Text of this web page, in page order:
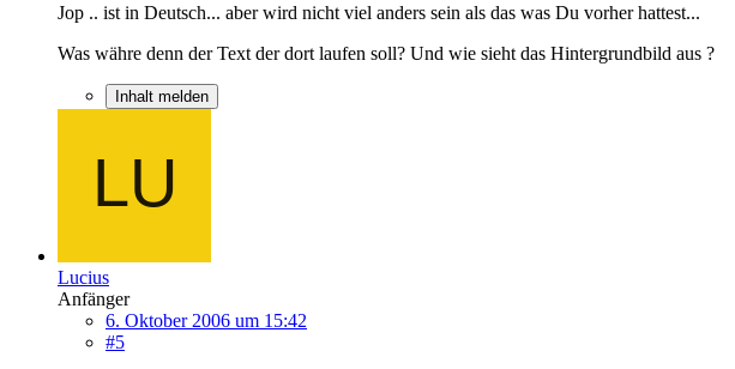
Jop .. ist in Deutsch... aber wird nicht viel anders sein als das was Du vorher hattest...
Was währe denn der Text der dort laufen soll? Und wie sieht das Hintergrundbild aus ?
Inhalt melden
Lucius
Anfänger
6. Oktober 2006 um 15:42
#5